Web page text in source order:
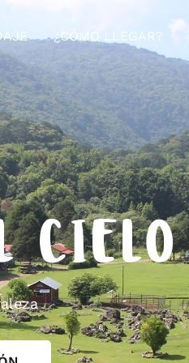
¿CÓMO LLEGAR?
CIELO